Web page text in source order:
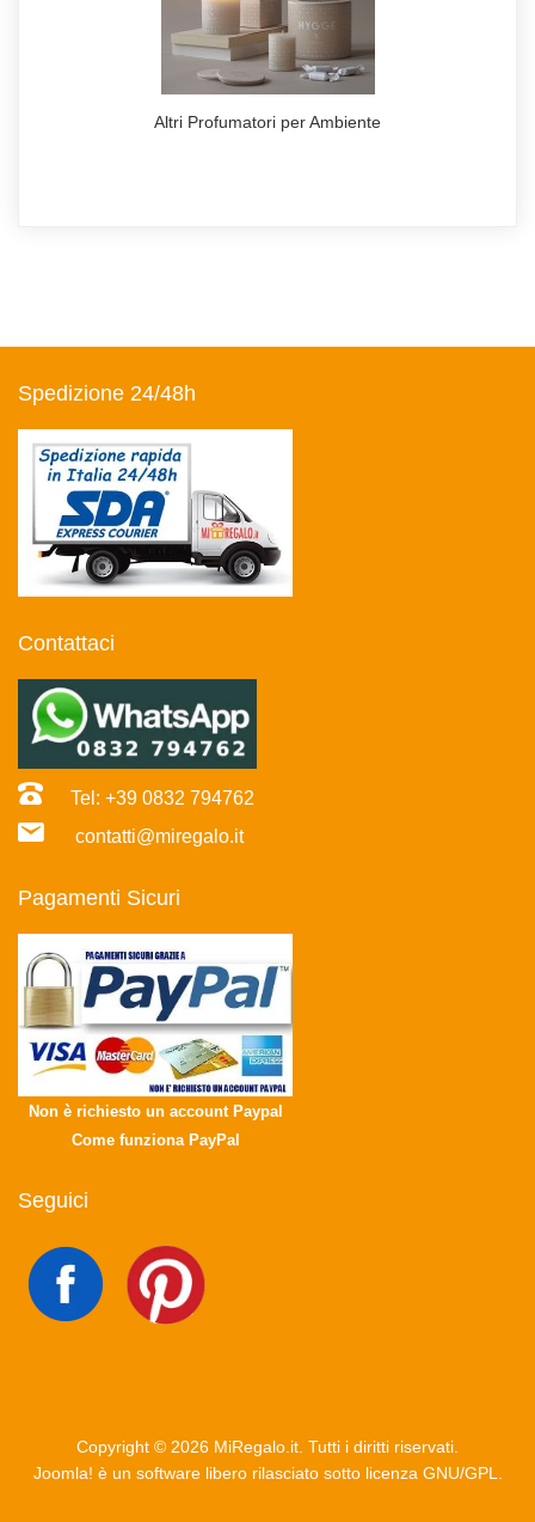
Altri Profumatori per Ambiente
Spedizione 24/48h
Contattaci
Tel: +39 0832 794762
contatti@miregalo.it
Pagamenti Sicuri
Non è richiesto un account Paypal
Come funziona PayPal
Seguici
Copyright © 2026 MiRegalo.it. Tutti i diritti riservati.
Joomla! è un software libero rilasciato sotto licenza GNU/GPL.